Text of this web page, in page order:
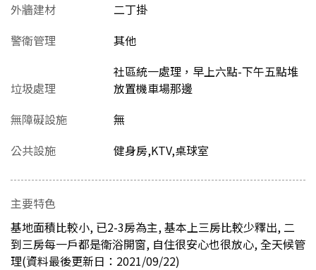
外牆建材
二丁掛
警衛管理
其他
垃圾處理
社區統一處理，早上六點-下午五點堆
放置機車場那邊
無障礙設施
無
公共設施
健身房,KTV,桌球室
主要特色
基地面積比較小, 已2-3房為主, 基本上三房比較少釋出, 二
到三房每一戶都是衛浴開窗, 自住很安心也很放心, 全天候管
理(資料最後更新日：2021/09/22)